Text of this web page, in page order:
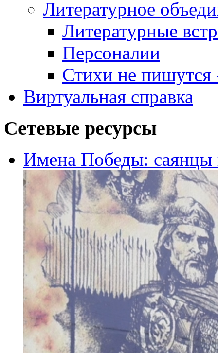
Литературное
Литературные
Персоналии
Стихи не пишутся
Виртуальная справка
Сетевые ресурсы
Имена Победы: саянцы